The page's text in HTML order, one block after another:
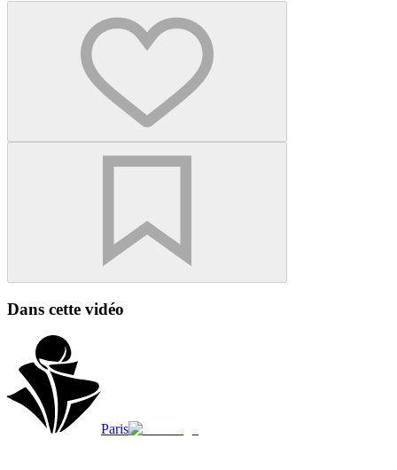
Dans cette vidéo
Paris